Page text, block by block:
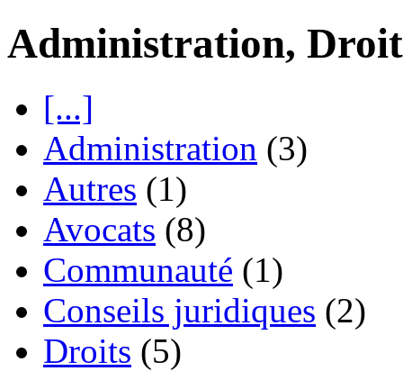
Administration,
[...]
Administration (3)
Autres (1)
Avocats (8)
Communauté (1)
Conseils juridiques (2)
Droits (5)